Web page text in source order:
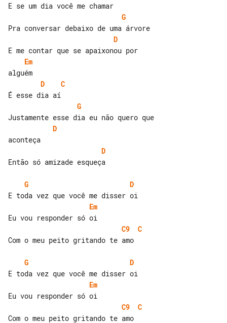
G
D
Em
D
C
G
D
D
Então só amizade esqueça
G
D
Em
C9
C
Com o meu peito gritando te amo
G
D
Em
C9
C
Com o meu peito gritando te amo